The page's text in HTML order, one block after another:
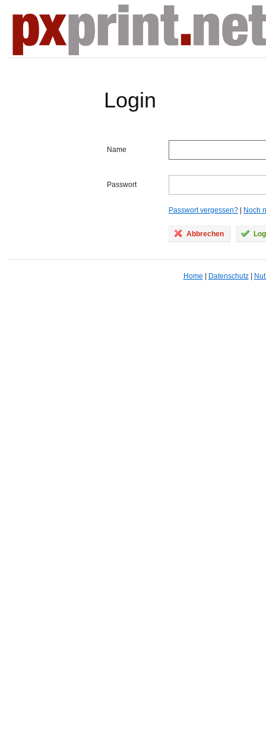
Login
Name
Passwort
Passwort vergessen? Noch
Abbrechen
Home | Datenschutz|